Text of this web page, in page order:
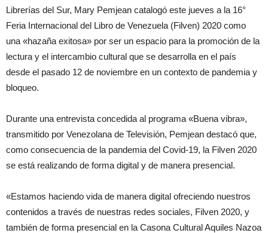
Librerías del Sur, Mary Pemjean catalogó este jueves a la 16°
Feria Internacional del Libro de Venezuela (Filven) 2020 como
una «hazaña exitosa» por ser un espacio para la promoción de la
lectura y el intercambio cultural que se desarrolla en el país
desde el pasado 12 de noviembre en un contexto de pandemia y
bloqueo.
Durante una entrevista concedida al programa «Buena vibra»,
transmitido por Venezolana de Televisión, Pemjean destacó que,
como consecuencia de la pandemia del Covid-19, la Filven 2020
se está realizando de forma digital y de manera presencial.
«Estamos haciendo vida de manera digital ofreciendo nuestros
contenidos a través de nuestras redes sociales, Filven 2020, y
también de forma presencial en la Casona Cultural Aquiles Nazoa